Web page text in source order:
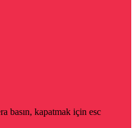
basın, kapatmak için esc